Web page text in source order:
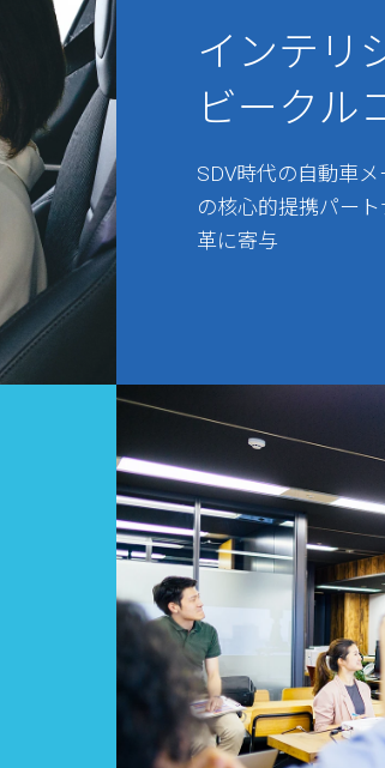
インテリ
ビークル
SDV時代の自動車
の核心的提携パー
革に寄与